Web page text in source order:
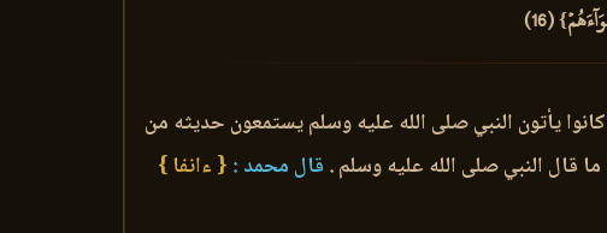
(16)
كانوا يأتون النبي صلى الله عليه وسلم يستمعون حديثه من
قال النبي صلى الله عليه وسلم . قال محمد : { ءانفا }